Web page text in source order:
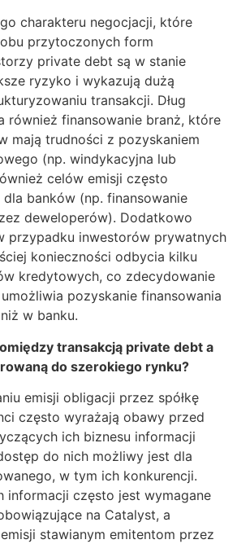
charakteru negocjacji, które
przytoczonych form
private debt są w stanie
ryzyko i wykazują dużą
transakcji. Dług
również finansowanie branż, które
mają trudności z pozyskaniem
(np. windykacyjna lub
celów emisji często
banków (np. finansowanie
deweloperów). Dodatkowo
przypadku inwestorów prywatnych
konieczności odbycia kilku
kredytowych, co zdecydowanie
pozyskanie finansowania
w banku.
transakcją private debt a
do szerokiego rynku?
emisji obligacji przez spółkę
często wyrażają obawy przed
ich biznesu informacji
do nich możliwy jest dla
w tym ich konkurencji.
informacji często jest wymagane
na Catalyst, a
stawianym emitentom przez